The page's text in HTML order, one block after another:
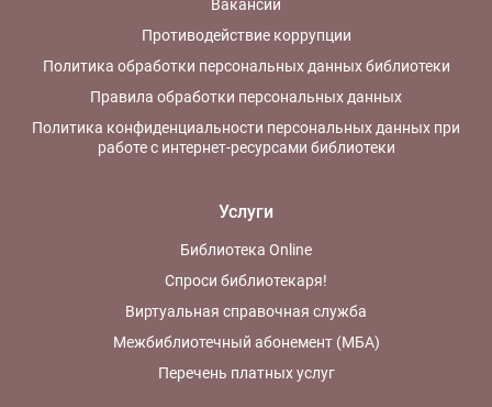
Вакансии
Противодействие коррупции
Политика обработки персональных данных библиотеки
Правила обработки персональных данных
Политика конфиденциальности персональных данных при
работе с интернет-ресурсами библиотеки
Услуги
Библиотека Online
Спроси библиотекаря!
Виртуальная справочная служба
Межбиблиотечный абонемент (МБА)
Перечень платных услуг